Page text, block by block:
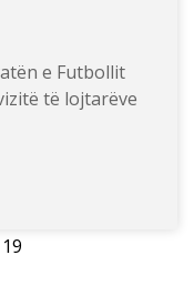
e Futbollit
të lojtarëve
19